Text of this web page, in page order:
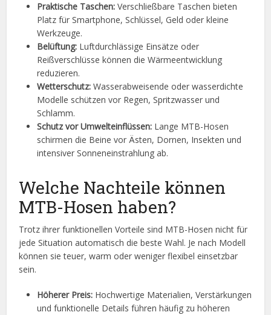
Praktische Taschen: Verschließbare Taschen bieten
Platz für Smartphone, Schlüssel, Geld oder kleine
Werkzeuge.
Belüftung: Luftdurchlässige Einsätze oder
Reißverschlüsse können die Wärmeentwicklung
reduzieren.
Wetterschutz: Wasserabweisende oder wasserdichte
Modelle schützen vor Regen, Spritzwasser und
Schlamm.
Schutz vor Umwelteinflüssen: Lange MTB-Hosen
schirmen die Beine vor Ästen, Dornen, Insekten und
intensiver Sonneneinstrahlung ab.
Welche Nachteile können
MTB-Hosen haben?
Trotz ihrer funktionellen Vorteile sind MTB-Hosen nicht für
jede Situation automatisch die beste Wahl. Je nach Modell
können sie teuer, warm oder weniger flexibel einsetzbar
sein.
Höherer Preis: Hochwertige Materialien, Verstärkungen
und funktionelle Details führen häufig zu höheren